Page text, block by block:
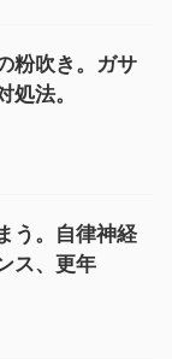
粉吹き。ガサ
処法。
う。自律神経
ス、更年